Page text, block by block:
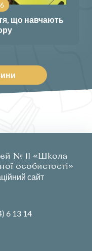
що навчають
№ 11 «Школа
особистості»
сайт
6 13 14